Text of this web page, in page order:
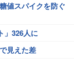
値スパイクを防ぐ
」326人に
見えた差